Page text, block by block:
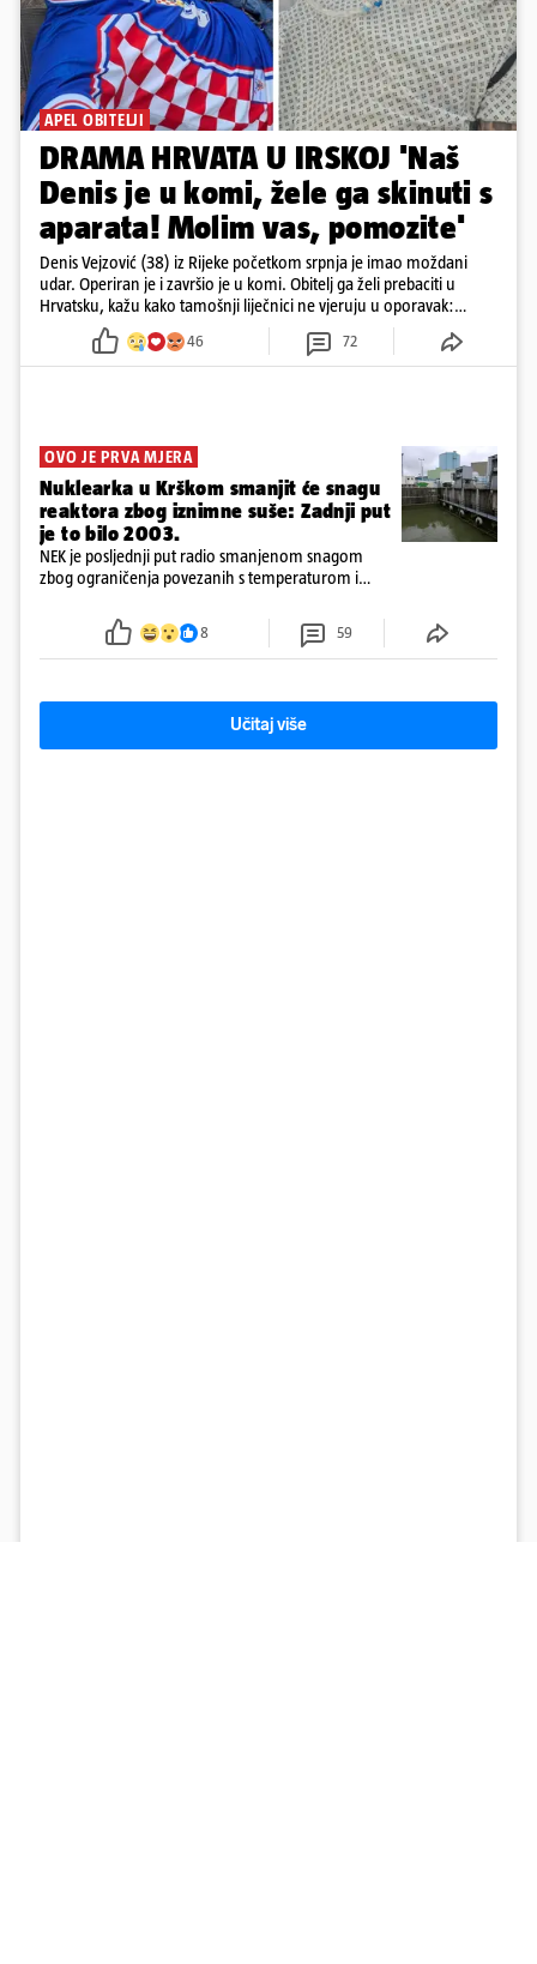
APEL OBITELJI
DRAMA HRVATA U IRSKOJ 'Naš
Denis je u komi, žele ga skinuti s
aparata! Molim vas, pomozite'
Denis Vejzović (38) iz Rijeke početkom srpnja je imao moždani
udar. Operiran je i završio je u komi. Obitelj ga želi prebaciti u
Hrvatsku, kažu kako tamošnji liječnici ne vjeruju u oporavak:
'Imamo 72 sata'
46 72
OVO JE PRVA MJERA
Nuklearka u Krškom smanjit će snagu
reaktora zbog iznimne suše: Zadnji put
je to bilo 2003.
NEK je posljednji put radio smanjenom snagom
zbog ograničenja povezanih s temperaturom i
smanjenje snage bilo potrebno više od 90 dana.
8 59
Učitaj više